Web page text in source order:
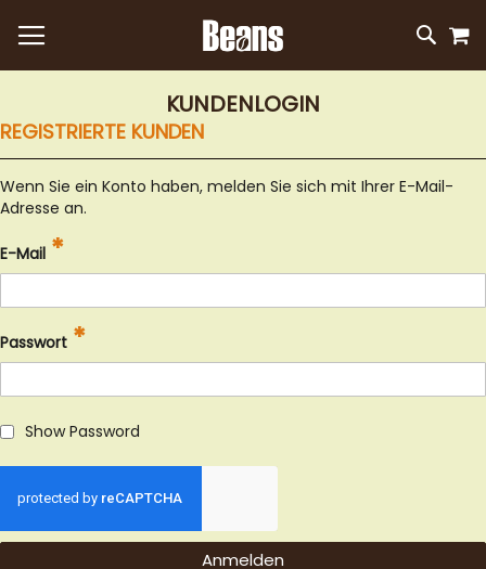
DIREKT
ZUM
INHALT
KUNDENLOGIN
REGISTRIERTE KUNDEN
Wenn Sie ein Konto haben, melden Sie sich mit Ihrer E-Mail-
Adresse an.
E-Mail
Passwort
Show Password
Anmelden